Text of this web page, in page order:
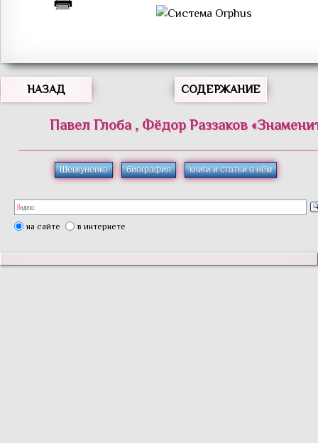
НАЗАД СОДЕРЖАНИЕ
Павел Глоба , Фёдор Раззаков«
Шевкуненко биография книги и статьи о нём
на сайте в интернете